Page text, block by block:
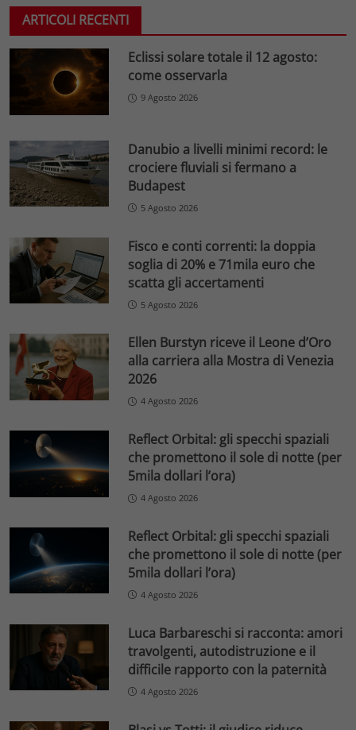
ARTICOLI RECENTI
Eclissi solare totale il 12 agosto:
come osservarla
9 Agosto 2026
Danubio a livelli minimi record: le
crociere fluviali si fermano a
Budapest
5 Agosto 2026
Fisco e conti correnti: la doppia
soglia di 20% e 71mila euro che
scatta gli accertamenti
5 Agosto 2026
Ellen Burstyn riceve il Leone d’Oro
alla carriera alla Mostra di Venezia
2026
4 Agosto 2026
Reflect Orbital: gli specchi spaziali
che promettono il sole di notte (per
5mila dollari l’ora)
4 Agosto 2026
Reflect Orbital: gli specchi spaziali
che promettono il sole di notte (per
5mila dollari l’ora)
4 Agosto 2026
Luca Barbareschi si racconta: amori
travolgenti, autodistruzione e il
difficile rapporto con la paternità
4 Agosto 2026